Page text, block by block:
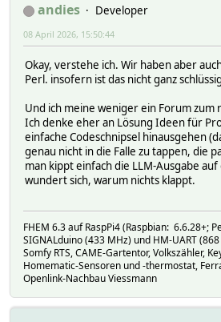
andies
Developer
08 April 2026, 15:50:44
Okay, verstehe ich. Wir haben aber
Perl. insofern ist das nicht ganz
Und ich meine weniger ein Forum
Ich denke eher an Lösung Ideen für
einfache Codeschnipsel hinausgehen
genau nicht in die Falle zu tappen, die
man kippt einfach die LLM-Ausgabe
wundert sich, warum nichts klappt.
FHEM 6.3 auf RaspPi4 (Raspbian: 6.6.28+;
SIGNALduino (433 MHz) und HM-UART
Somfy RTS, CAME-Gartentor, Volkszähler,
Homematic-Sensoren und -thermostat,
Openlink-Nachbau Viessmann